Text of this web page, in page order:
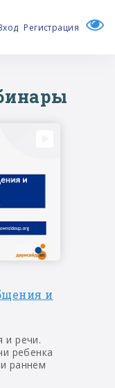
Регистрация
и
и речи.
ребенка
раннем